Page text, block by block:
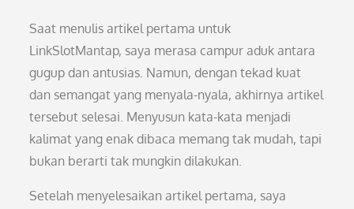
Saat menulis artikel pertama untuk
LinkSlotMantap, saya merasa campur aduk antara
gugup dan antusias. Namun, dengan tekad kuat
dan semangat yang menyala-nyala, akhirnya artikel
tersebut selesai. Menyusun kata-kata menjadi
kalimat yang enak dibaca memang tak mudah, tapi
bukan berarti tak mungkin dilakukan.
Setelah menyelesaikan artikel pertama, saya